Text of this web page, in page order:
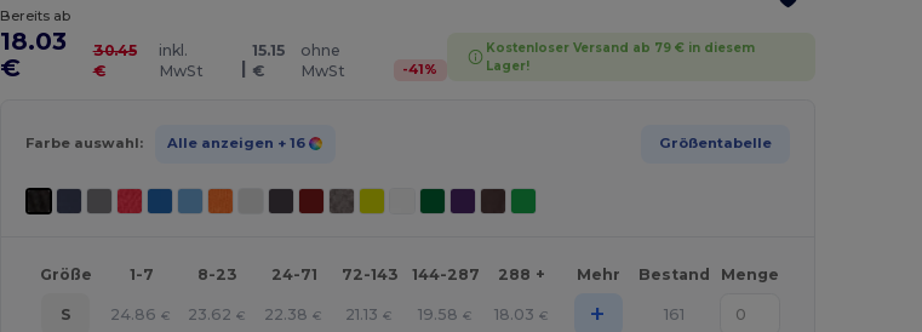
Bereits ab
18.03
€
30.45
€
inkl.
MwSt
|
15.15
€
ohne
MwSt
-41%
Kostenloser Versand ab 79 € in diesem
Lager!
Farbe auswahl: Alle anzeigen + 16 Größentabelle
Größe 1-7 8-23 24-71 72-143 144-287 288 + Mehr Bestand Menge
S 24.86 € 23.62 € 22.38 € 21.13 € 19.58 € 18.03 € + 161